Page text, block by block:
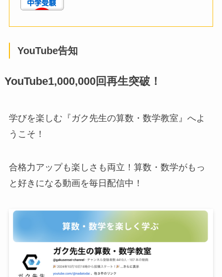
YouTube告知
YouTube1,000,000回再生突破！
学びを楽しむ『ガク先生の算数・数学教室』へよ
うこそ！
合格力アップも楽しさも両立！算数・数学がもっ
と好きになる動画を毎日配信中！